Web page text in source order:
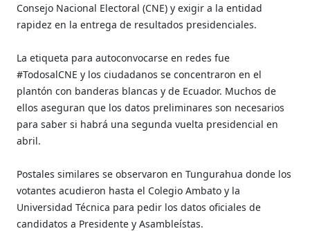
Consejo Nacional Electoral (CNE) y exigir a la entidad
rapidez en la entrega de resultados presidenciales.
La etiqueta para autoconvocarse en redes fue
#TodosalCNE y los ciudadanos se concentraron en el
plantón con banderas blancas y de Ecuador. Muchos de
ellos aseguran que los datos preliminares son necesarios
para saber si habrá una segunda vuelta presidencial en
abril.
Postales similares se observaron en Tungurahua donde los
votantes acudieron hasta el Colegio Ambato y la
Universidad Técnica para pedir los datos oficiales de
candidatos a Presidente y Asambleístas.